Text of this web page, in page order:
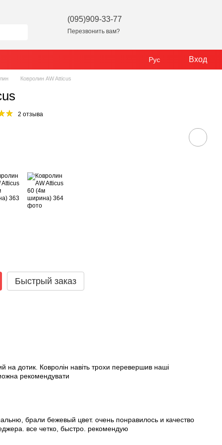
(095)909-33-77
Перезвонить вам?
Рус Вход
Ковролин AW Atticus
2 отзыва
Быстрый заказ
на дотик. Ковролін навіть трохи перевершив наші
рекомендувати
брали бежевый цвет. очень понравилось и качество
все четко, быстро. рекомендую